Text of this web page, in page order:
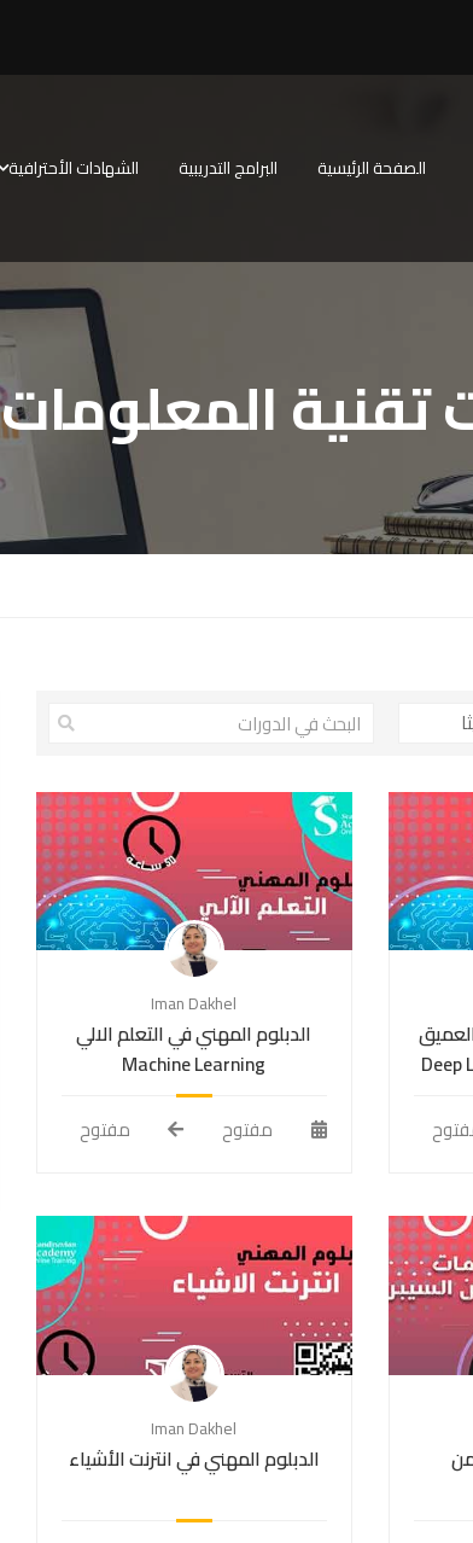
الصفحة الرئيسية البرامج التدريبية الشهادات الأحترافية
تقنية المعلومات
Iman Dakhel
الدبلوم المهني في التعلم الالي
Machine Learning
مفتوح مفتوح
Iman Dakhel
الدبلوم المهني في انترنت الأشياء